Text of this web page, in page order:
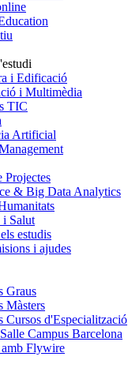
i Edificació
i Multimèdia
TIC
Artificial
Projectes
& Big Data Analytics
i Salut
estudis
i ajudes
Graus
Màsters
Cursos d'Especialització
Campus Barcelona
amb Flywire